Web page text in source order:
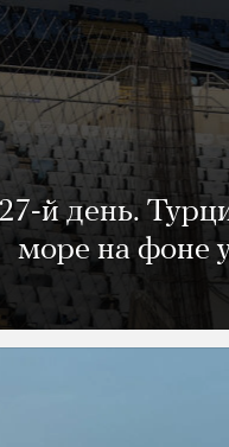
й день.
море на фоне